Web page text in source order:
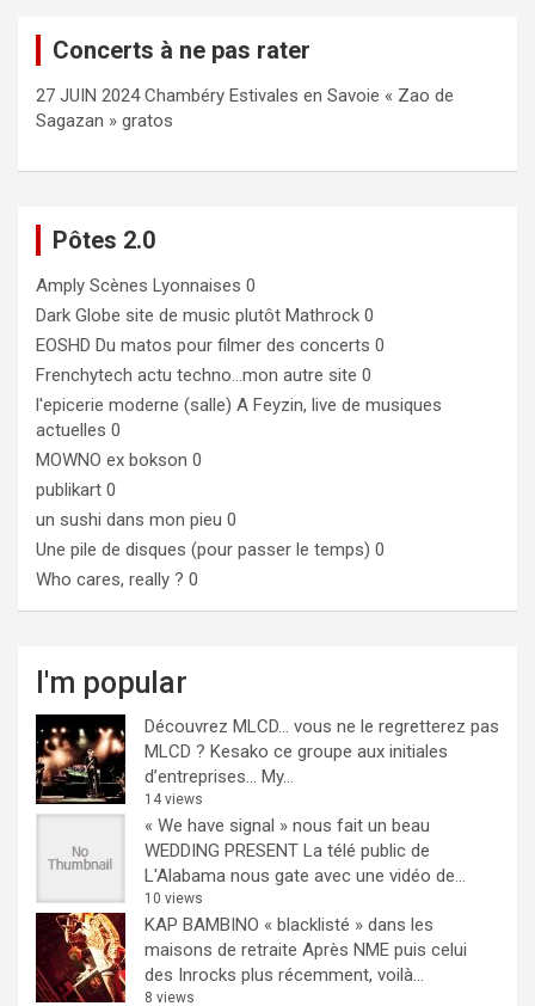
Concerts à ne pas rater
27 JUIN 2024 Chambéry Estivales en Savoie « Zao de
Sagazan » gratos
Pôtes 2.0
Amply Scènes Lyonnaises 0
Dark Globe site de music plutôt Mathrock 0
EOSHD Du matos pour filmer des concerts 0
Frenchytech actu techno…mon autre site 0
l'epicerie moderne (salle) A Feyzin, live de musiques
actuelles 0
MOWNO ex bokson 0
publikart 0
un sushi dans mon pieu 0
Une pile de disques (pour passer le temps) 0
Who cares, really ? 0
I'm popular
Découvrez MLCD… vous ne le regretterez pas
MLCD ? Kesako ce groupe aux initiales
d’entreprises… My...
14 views
« We have signal » nous fait un beau
WEDDING PRESENT La télé public de
L'Alabama nous gate avec une vidéo de...
10 views
KAP BAMBINO « blacklisté » dans les
maisons de retraite Après NME puis celui
des Inrocks plus récemment, voilà...
8 views